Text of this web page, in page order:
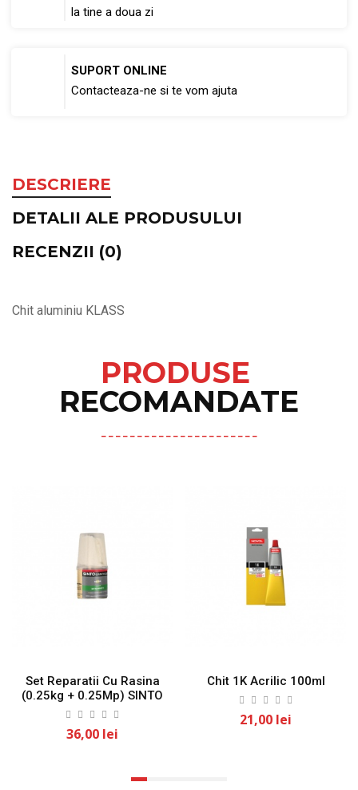
la tine a doua zi
SUPORT ONLINE
Contacteaza-ne si te vom ajuta
DESCRIERE
DETALII ALE PRODUSULUI
RECENZII (0)
Chit aluminiu KLASS
PRODUSE
RECOMANDATE
Set Reparatii Cu Rasina
(0.25kg + 0.25Mp) SINTO
36,00 lei
Chit 1K Acrilic 100ml
21,00 lei